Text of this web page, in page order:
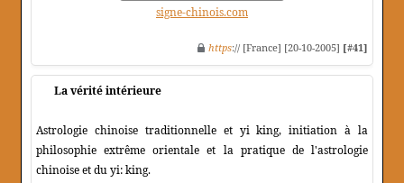
signe-chinois.com
https:// [France] [20-10-2005] [#41]
La vérité intérieure
Astrologie chinoise traditionnelle et yi king, initiation à la
philosophie extrême orientale et la pratique de l'astrologie
chinoise et du yi: king.